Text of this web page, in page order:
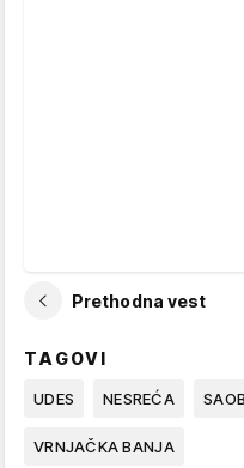
Prethodna vest
TAGOVI
UDES NESREĆA
VRNJAČKA BANJA